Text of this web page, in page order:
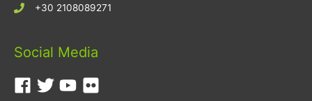
+30 2108089271
Social Media